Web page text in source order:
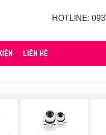
HOTLINE:
LIÊN HỆ